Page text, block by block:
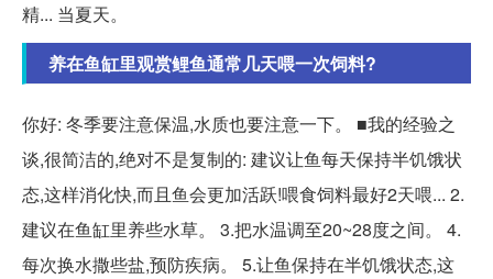
精... 当夏天。
养在鱼缸里观赏鲤鱼通常几天喂一次饲料?
你好: 冬季要注意保温,水质也要注意一下。 ■我的经验之
谈,很简洁的,绝对不是复制的: 建议让鱼每天保持半饥饿状
态,这样消化快,而且鱼会更加活跃!喂食饲料最好2天喂... 2.
建议在鱼缸里养些水草。 3.把水温调至20~28度之间。 4.
每次换水撒些盐,预防疾病。 5.让鱼保持在半饥饿状态,这